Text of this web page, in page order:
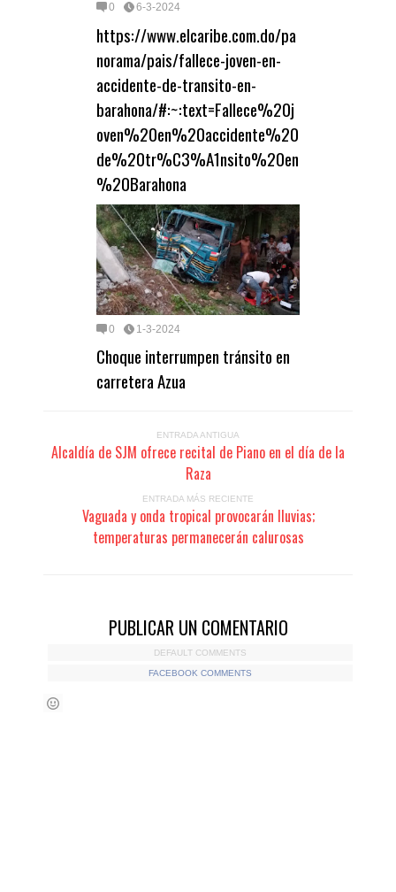
0 6-3-2024
https://www.elcaribe.com.do/pa
norama/pais/fallece-joven-en-
accidente-de-transito-en-
barahona/#:~:text=Fallece%20j
oven%20en%20accidente%20
de%20tr%C3%A1nsito%20en
%20Barahona
0 1-3-2024
Choque interrumpen tránsito en
carretera Azua
ENTRADA ANTIGUA
Alcaldía de SJM ofrece recital de Piano en el día de la
Raza
ENTRADA MÁS RECIENTE
Vaguada y onda tropical provocarán lluvias;
temperaturas permanecerán calurosas
PUBLICAR UN COMENTARIO
DEFAULT COMMENTS
FACEBOOK COMMENTS